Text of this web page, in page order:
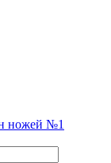
ножей №1